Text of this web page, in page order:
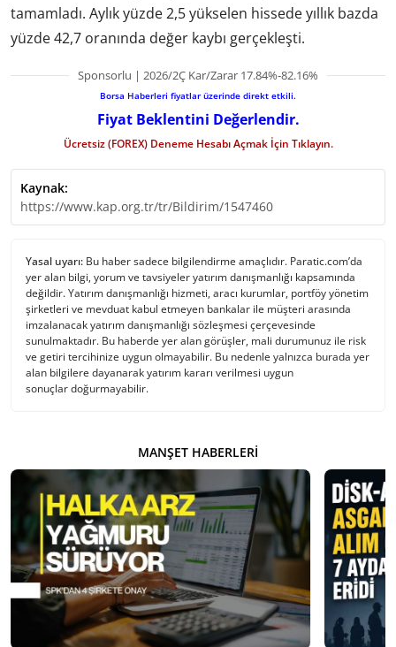
tamamladı. Aylık yüzde 2,5 yükselen hissede yıllık bazda
yüzde 42,7 oranında değer kaybı gerçekleşti.
Sponsorlu | 2026/2Ç Kar/Zarar 17.84%-82.16%
Borsa Haberleri fiyatlar üzerinde direkt etkili.
Fiyat Beklentini Değerlendir.
Ücretsiz (FOREX) Deneme Hesabı Açmak İçin Tıklayın.
Kaynak:
https://www.kap.org.tr/tr/Bildirim/1547460
Yasal uyarı: Bu haber sadece bilgilendirme amaçlıdır. Paratic.com’da
yer alan bilgi, yorum ve tavsiyeler yatırım danışmanlığı kapsamında
değildir. Yatırım danışmanlığı hizmeti, aracı kurumlar, portföy yönetim
şirketleri ve mevduat kabul etmeyen bankalar ile müşteri arasında
imzalanacak yatırım danışmanlığı sözleşmesi çerçevesinde
sunulmaktadır. Bu haberde yer alan görüşler, mali durumunuz ile risk
ve getiri tercihinize uygun olmayabilir. Bu nedenle yalnızca burada yer
alan bilgilere dayanarak yatırım kararı verilmesi uygun
sonuçlar doğurmayabilir.
MANŞET HABERLERI